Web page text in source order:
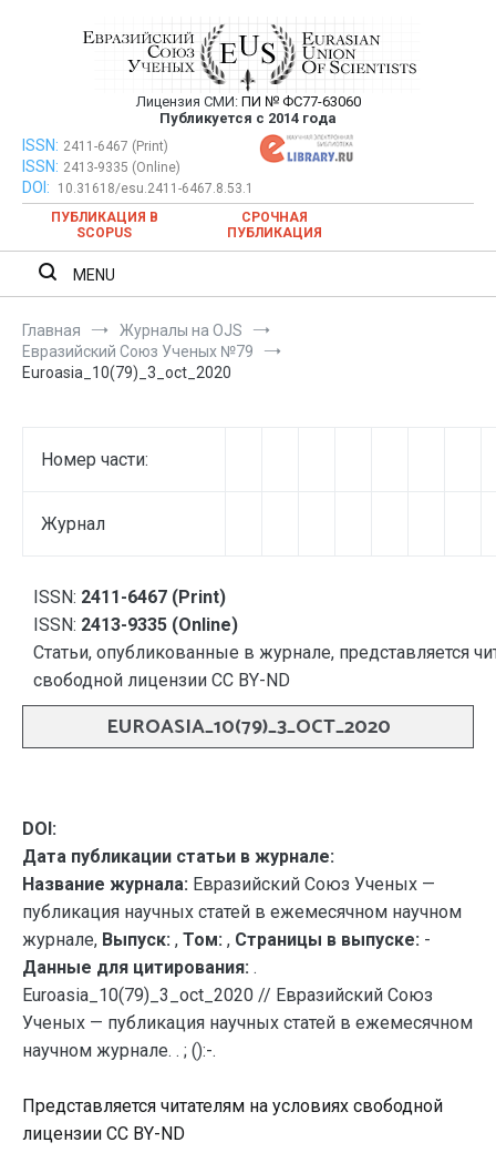
Евразийский Союз Ученых —
публикация научных статей в
ежемесячном научном журнале
Лицензия СМИ: ПИ № ФС77-63060
Публикуется с 2014 года
Евразийский Союз Ученых — публикация научных статей в
ежемесячном научном журнале
ISSN: 2411-6467 (Print)
ISSN: 2413-9335 (Online)
DOI:
10.31618/esu.2411-6467.8.53.1
ПУБЛИКАЦИЯ В
SCOPUS
СРОЧНАЯ
ПУБЛИКАЦИЯ
MENU
Главная
Журналы на OJS
Евразийский Союз Ученых №79
Euroasia_10(79)_3_oct_2020
Номер части:
Журнал
ISSN: 2411-6467 (Print)
ISSN: 2413-9335 (Online)
Статьи, опубликованные в журнале, представляется
свободной лицензии CC BY-ND
EUROASIA_10(79)_3_OCT_2020
DOI:
Дата публикации статьи в журнале:
Название журнала: Евразийский Союз Ученых —
публикация научных статей в ежемесячном научном
журнале, Выпуск: , Том: , Страницы в выпуске: -
Данные для цитирования: .
Euroasia_10(79)_3_oct_2020 // Евразийский Союз
Ученых — публикация научных статей в ежемесячном
научном журнале. . ; ():-.
Представляется читателям на условиях свободной
лицензии CC BY-ND